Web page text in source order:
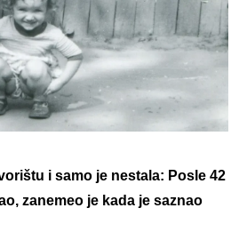
i samo je nestala: Posle 42
zanemeo je kada je saznao